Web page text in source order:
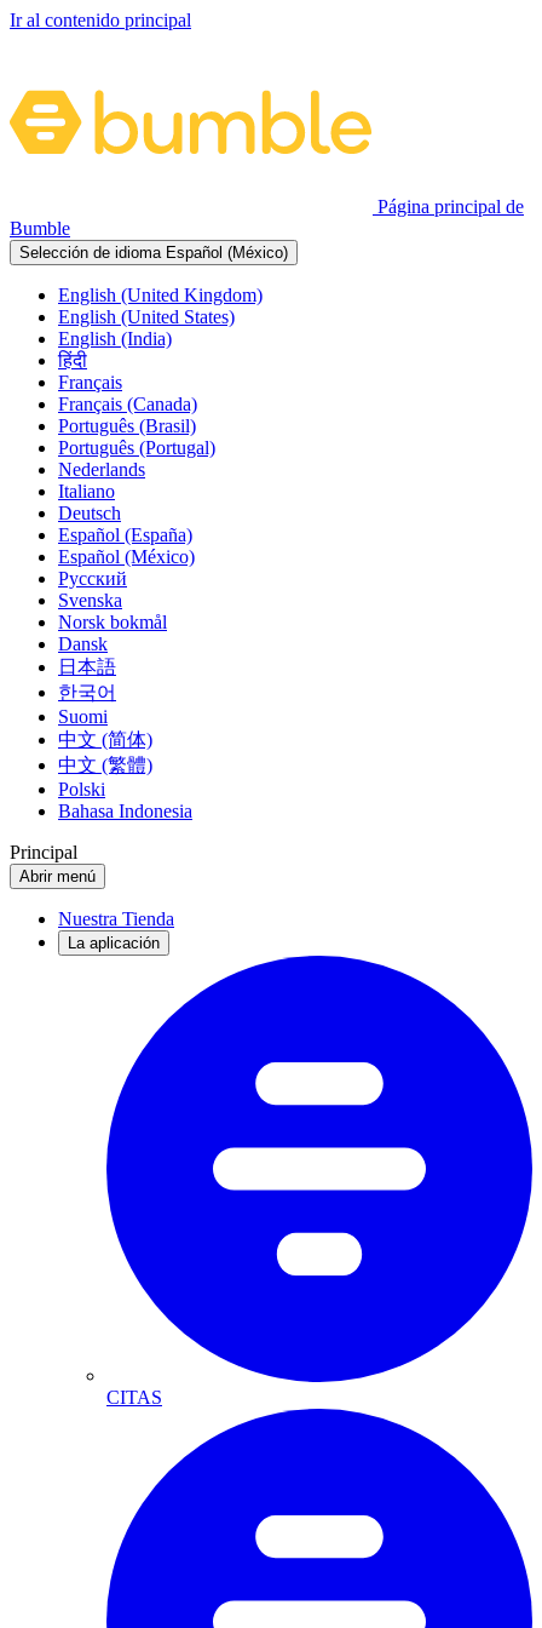
Ir al contenido principal
Página principal de
Bumble
Selección de idioma Español (México)
English (United Kingdom)
English (United States)
English (India)
हिंदी
Français
Français (Canada)
Português (Brasil)
Português (Portugal)
Nederlands
Italiano
Deutsch
Español (España)
Español (México)
Русский
Svenska
Norsk bokmål
Dansk
日本語
한국어
Suomi
中文 (简体)
中文 (繁體)
Polski
Bahasa Indonesia
Principal
Abrir menú
Nuestra Tienda
La aplicación
CITAS